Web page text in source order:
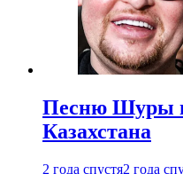
Песню Шуры
Казахстана
2 года спустя2 года